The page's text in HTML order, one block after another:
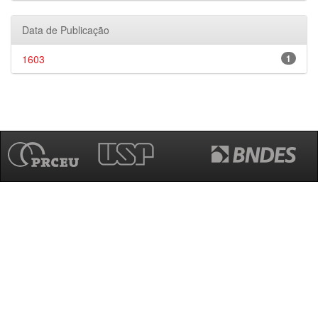
Data de Publicação
1
1603